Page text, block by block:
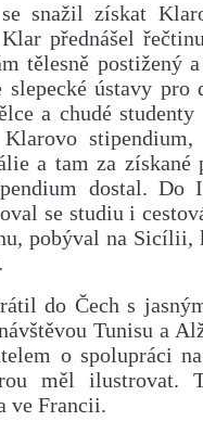
snažil získat
přednášel
tělesně postižený
ústavy pro
a chudé
stipendium,
a tam za získané
dostal.
se studiu i
pobýval na Sicílii,
do Čech s
Tunisu a
o spolupráci
měl ilustrovat.
ve Francii.